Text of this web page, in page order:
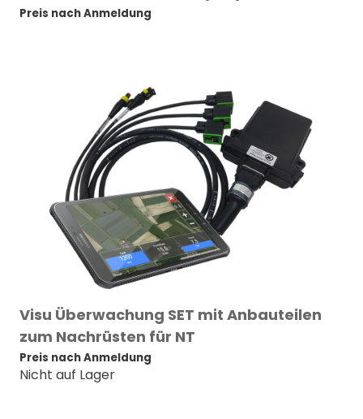
Preis nach Anmeldung
Visu Überwachung SET mit Anbauteilen
zum Nachrüsten für NT
Preis nach Anmeldung
Nicht auf Lager